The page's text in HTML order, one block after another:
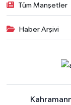
Tüm Manşetler
Haber Arşivi